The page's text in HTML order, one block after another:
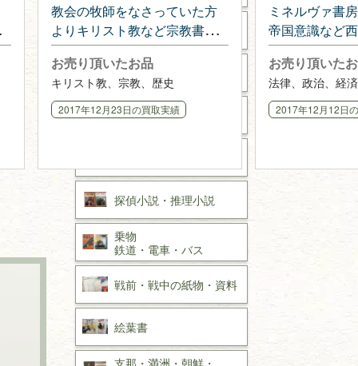
教会の牧師をなさっていた方
よりキリスト教など宗教書を
多数
お売り頂いたお品
キリスト教、宗教、歴史
2017年12月23日の買取実績
ミネルヴァ書
帝国意識など
学書
お売り頂いた
法律、政治、経
2017年12月12日
武道書・武術書
近代文学・
サイン色紙
探偵小説・ 推理小説
乗物
鉄道・ 電車・ バス
戦前・戦中の紙物・資料
絵葉書
支那・満洲・朝鮮・